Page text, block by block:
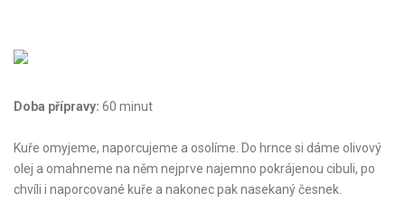
Doba přípravy: 60 minut
Kuře omyjeme, naporcujeme a osolíme. Do hrnce si dáme olivový
olej a omahneme na něm nejprve najemno pokrájenou cibuli, po
chvíli i naporcované kuře a nakonec pak nasekaný česnek.